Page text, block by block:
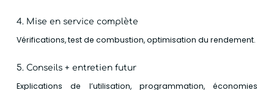
4. Mise en service complète
Vérifications, test de combustion, optimisation du rendement.
5. Conseils + entretien futur
Explications de l’utilisation, programmation, économies